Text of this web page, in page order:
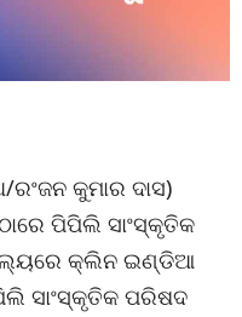
ରଂଜନ କୁମାର ଦାସ)
ପିପିଲି ସାଂସ୍କୃତିକ
କ୍ଲିନ ଇଣ୍ଡିଆ
ସାଂସ୍କୃତିକ ପରିଷଦ